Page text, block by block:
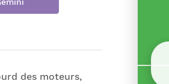
des moteurs,